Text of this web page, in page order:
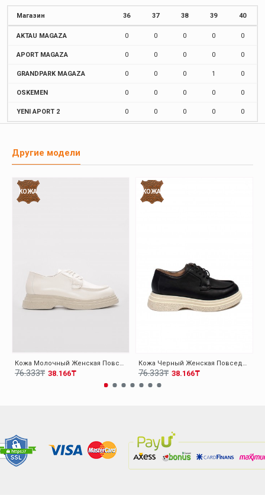
Магазин 36 37 38 39 40
AKTAU MAGAZA 0 0 0 0 0
APORT MAGAZA 0 0 0 0 0
GRANDPARK MAGAZA 0 0 0 1 0
OSKEMEN 0 0 0 0 0
YENI APORT 2 0 0 0 0 0
Другие модели
КОЖА
Кожа Молочный Женская Повседневная Обувь 009ZA0151
38.166₸
76.333₸
КОЖА
Кожа Черный Женская Повседневная Обувь 009ZA0151
38.166₸
76.333₸